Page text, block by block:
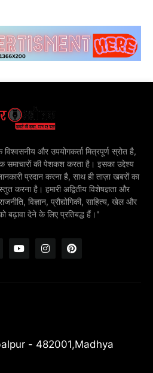
और उपयोगकर्ता मित्रपूर्ण स्रोत है,
समाचारों की पेशकश करता है। इसका उद्देश्य
प्रदान करना है, साथ ही ताज़ा खबरों का
करना है। हमारी अद्वितीय विशेषज्ञता और
विज्ञान, प्रौद्योगिकी, साहित्य, खेल और
बढ़ावा देने के लिए प्रतिबद्ध हैं।"
- 482001,Madhya